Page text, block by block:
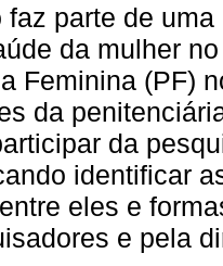
faz parte de
da mulher
Feminina (PF)
da
da
identificar
eles e
e pela